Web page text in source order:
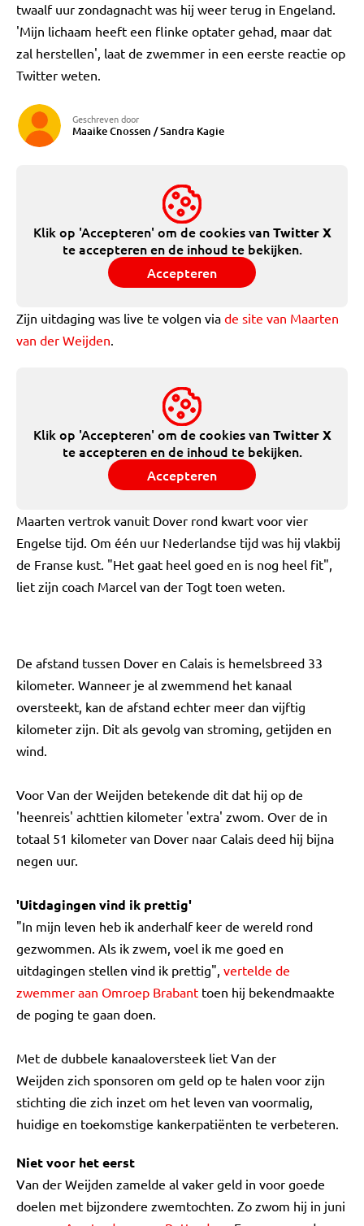
twaalf uur zondagnacht was hij weer terug in Engeland.
'Mijn lichaam heeft een flinke optater gehad, maar dat
zal herstellen', laat de zwemmer in een eerste reactie op
Twitter weten.
Geschreven door
Maaike Cnossen / Sandra Kagie
Klik op 'Accepteren' om de cookies vanTwitter X
te accepteren en de inhoud te bekijken.
Accepteren
Zijn uitdaging was live te volgen via de site van Maarten
van der Weijden.
Klik op 'Accepteren' om de cookies vanTwitter X
te accepteren en de inhoud te bekijken.
Accepteren
Maarten vertrok vanuit Dover rond kwart voor vier
Engelse tijd. Om één uur Nederlandse tijd was hij vlakbij
de Franse kust. "Het gaat heel goed en is nog heel fit",
liet zijn coach Marcel van der Togt toen weten.
De afstand tussen Dover en Calais is hemelsbreed 33
kilometer. Wanneer je al zwemmend het kanaal
oversteekt, kan de afstand echter meer dan vijftig
kilometer zijn. Dit als gevolg van stroming, getijden en
wind.
Voor Van der Weijden betekende dit dat hij op de
'heenreis' achttien kilometer 'extra' zwom. Over de in
totaal 51 kilometer van Dover naar Calais deed hij bijna
negen uur.
'Uitdagingen vind ik prettig'
"In mijn leven heb ik anderhalf keer de wereld rond
gezwommen. Als ik zwem, voel ik me goed en
uitdagingen stellen vind ik prettig", vertelde de
zwemmer aan Omroep Brabant toen hij bekendmaakte
de poging te gaan doen.
Met de dubbele kanaaloversteek liet Van der
Weijden zich sponsoren om geld op te halen voor zijn
stichting die zich inzet om het leven van voormalig,
huidige en toekomstige kankerpatiënten te verbeteren.
Niet voor het eerst
Van der Weijden zamelde al vaker geld in voor goede
doelen met bijzondere zwemtochten. Zo zwom hij in juni